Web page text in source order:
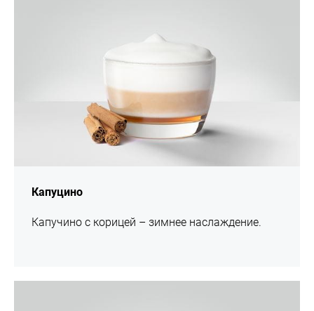
Капуцино
Капучино с корицей – зимнее наслаждение.